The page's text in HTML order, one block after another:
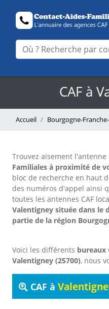
CAF à
Accueil Bourgogne-
Trouvez aisement l'antenne
Familiales à proximité de
bloc de recherche en haut
des numéros d'appel ainsi
toutes les antennes CAF
Valentigney située dans le
partie de la région
Voici les différents bureaux
Valentigney (25700), nous
CAF à